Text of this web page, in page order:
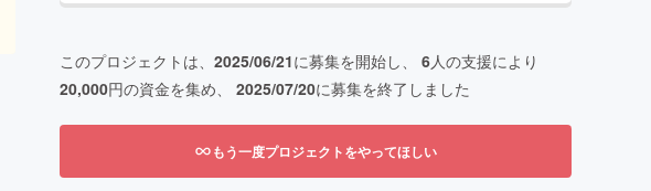
このプロジェクトは、 2025/06/21に募集を開始し、 6人の支援により
20,000円の資金を集め、 2025/07/20に募集を終了しました
もう一度プロジェクトをやってほしい